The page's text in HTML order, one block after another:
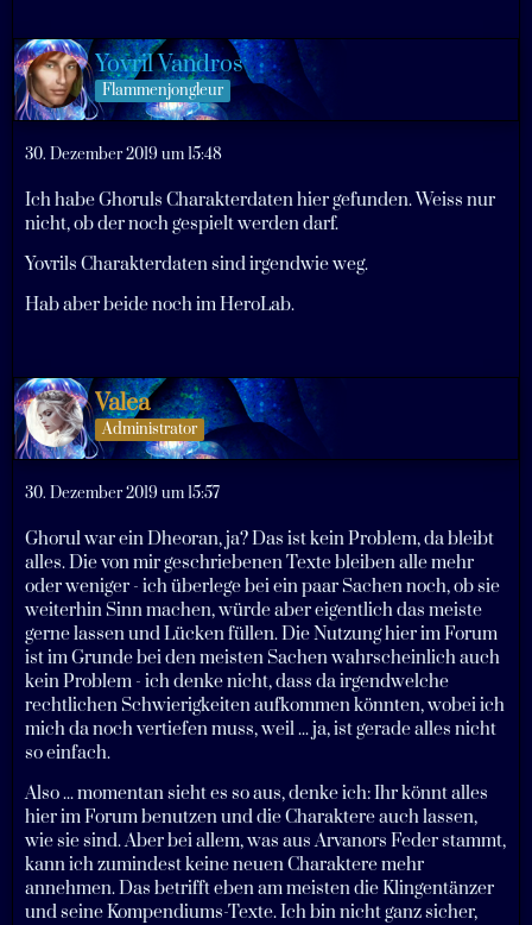
Yovril Vandros
Flammenjongleur
30. Dezember 2019 um 15:48
Ich habe Ghoruls Charakterdaten hier gefunden. Weiss nur
nicht, ob der noch gespielt werden darf.
Yovrils Charakterdaten sind irgendwie weg.
Hab aber beide noch im HeroLab.
Valea
Administrator
30. Dezember 2019 um 15:57
Ghorul war ein Dheoran, ja? Das ist kein Problem, da bleibt
alles. Die von mir geschriebenen Texte bleiben alle mehr
oder weniger - ich überlege bei ein paar Sachen noch, ob sie
weiterhin Sinn machen, würde aber eigentlich das meiste
gerne lassen und Lücken füllen. Die Nutzung hier im Forum
ist im Grunde bei den meisten Sachen wahrscheinlich auch
kein Problem - ich denke nicht, dass da irgendwelche
rechtlichen Schwierigkeiten aufkommen könnten, wobei ich
mich da noch vertiefen muss, weil ... ja, ist gerade alles nicht
so einfach.
Also ... momentan sieht es so aus, denke ich: Ihr könnt alles
hier im Forum benutzen und die Charaktere auch lassen,
wie sie sind. Aber bei allem, was aus Arvanors Feder stammt,
kann ich zumindest keine neuen Charaktere mehr
annehmen. Das betrifft eben am meisten die Klingentänzer
und seine Kompendiums-Texte. Ich bin nicht ganz sicher,